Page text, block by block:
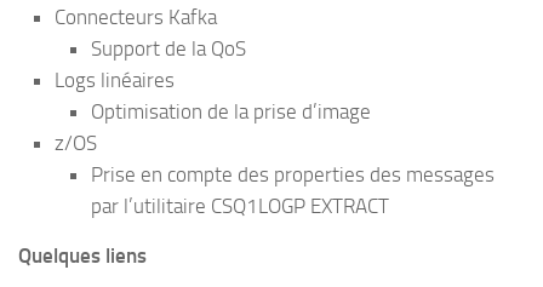
Connecteurs Kafka
Support de la QoS
Logs linéaires
Optimisation de la prise d’image
z/OS
Prise en compte des properties des messages
par l’utilitaire CSQ1LOGP EXTRACT
Quelques liens